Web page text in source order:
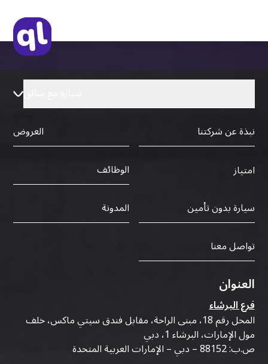
نبذة عن شركتنا
العروض
امتياز
الوظائف
سيارة بدون تأمين
المدونة
تواصل معنا
العنوان
فرع البرشاء
المحل رقم 18، مبنى الراحة، مقابل فندق سيتي ماكس، خلف
مول الإمارات، البرشاء 1، دبي
ص.ب: 88152 – دبي – الإمارات العربية المتحدة